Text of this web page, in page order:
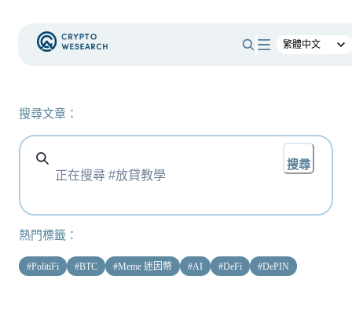
搜尋文章：
搜尋
熱門標籤：
#PolitiFi #BTC #Meme 迷因幣 #AI #DeFi #DePIN